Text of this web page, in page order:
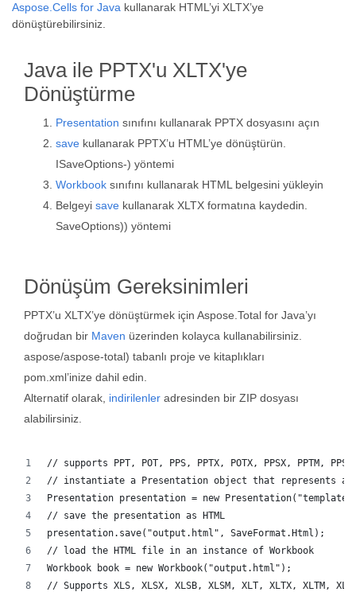
Aspose.Cells for Java kullanarak HTML’yi XLTX’ye
dönüştürebilirsiniz.
Java ile PPTX'u XLTX'ye
Dönüştürme
Presentation sınıfını kullanarak PPTX dosyasını açın
save kullanarak PPTX’u HTML’ye dönüştürün.
ISaveOptions-) yöntemi
Workbook sınıfını kullanarak HTML belgesini yükleyin
Belgeyi save kullanarak XLTX formatına kaydedin.
SaveOptions)) yöntemi
Dönüşüm Gereksinimleri
PPTX’u XLTX’ye dönüştürmek için Aspose.Total for Java’yı
doğrudan bir Maven üzerinden kolayca kullanabilirsiniz.
aspose/aspose-total) tabanlı proje ve kitaplıkları
pom.xml’inize dahil edin.
Alternatif olarak, indirilenler adresinden bir ZIP dosyası
alabilirsiniz.
// supports PPT, POT, PPS, PPTX, POTX, PPSX, PPTM,
// instantiate a Presentation object that represents a
Presentation presentation = new
// save the presentation as HTML
presentation.save("output.html", SaveFormat.Html);
// load the HTML file in an instance of Workbook
Workbook book = new Workbook("output.html");
// Supports XLS, XLSX, XLSB, XLSM, XLT, XLTX, XLTM,